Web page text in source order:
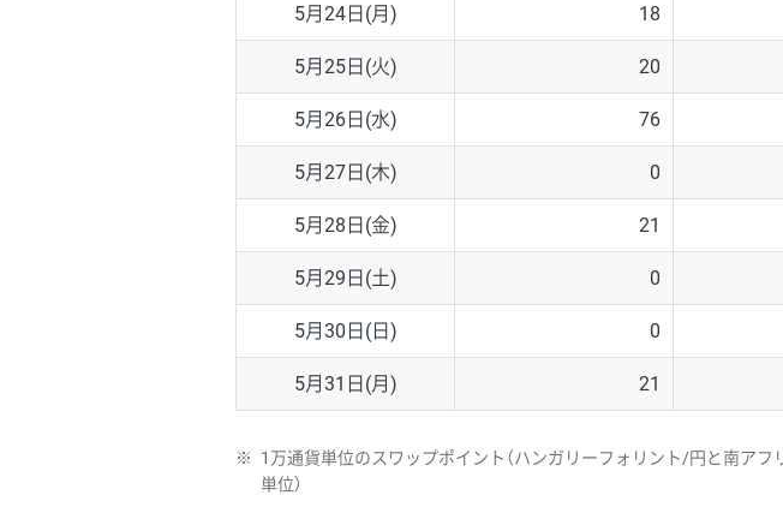
5月24日(月) 18
5月25日(火) 20
5月26日(水) 76
5月27日(木) 0
5月28日(金) 21
5月29日(土) 0
5月30日(日) 0
5月31日(月) 21
※
1万通貨単位のスワップポイント（ハンガリーフォリント/円と南ア
単位）